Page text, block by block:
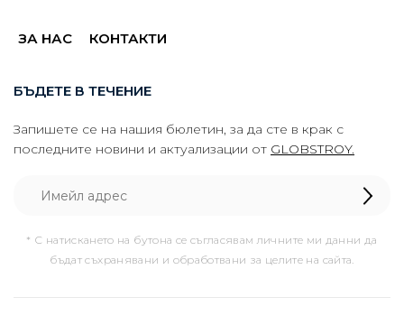
ЗА НАС КОНТАКТИ
БЪДЕТЕ В ТЕЧЕНИЕ
Запишете се на нашия бюлетин, за да сте в крак с
последните новини и актуализации от GLOBSTROY.
* С натискането на бутона се съгласявам личните ми данни да
бъдат съхранявани и обработвани за целите на сайта.